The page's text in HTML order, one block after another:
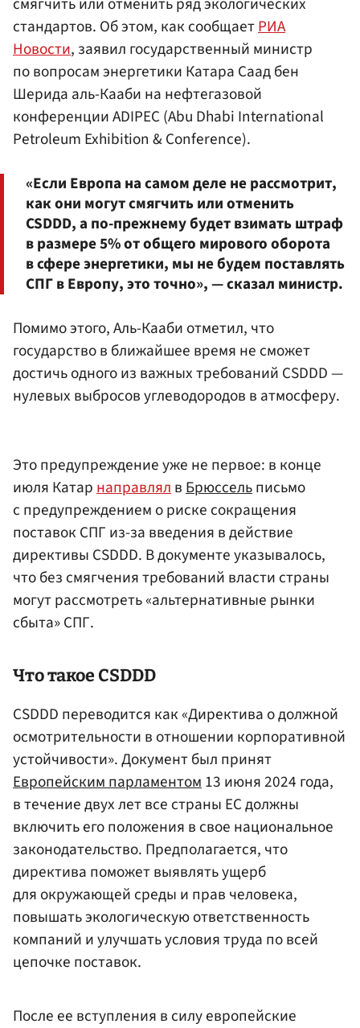
стандартов. Об этом, как сообщаетРИА
Новости, заявил государственный министр
по вопросам энергетики Катара Саад бен
Шерида аль-Кааби на нефтегазовой
конференции ADIPEC (Abu Dhabi International
Petroleum Exhibition & Conference).
«Если Европа на самом деле не рассмотрит,
как они могут смягчить или отменить
CSDDD, а по-прежнему будет взимать штраф
в размере 5% от общего мирового оборота
в сфере энергетики, мы не будем поставлять
СПГ в Европу, это точно», — сказал министр.
Помимо этого, Аль-Кааби отметил, что
государство в ближайшее время не сможет
достичь одного из важных требований CSDDD —
нулевых выбросов углеводородов в атмосферу.
Это предупреждение уже не первое: в конце
июля КатарнаправлялвБрюссельписьмо
с предупреждением о риске сокращения
поставок СПГ из-за введения в действие
директивы CSDDD. В документе указывалось,
что без смягчения требований власти страны
могут рассмотреть «альтернативные рынки
сбыта» СПГ.
Что такое CSDDD
CSDDD переводится как «Директива о должной
осмотрительности в отношении корпоративной
устойчивости». Документ был принят
Европейским парламентом13 июня 2024 года,
в течение двух лет все страны ЕС должны
включить его положения в свое национальное
законодательство. Предполагается, что
директива поможет выявлять ущерб
для окружающей среды и прав человека,
повышать экологическую ответственность
компаний и улучшать условия труда по всей
цепочке поставок.
После ее вступления в силу европейские